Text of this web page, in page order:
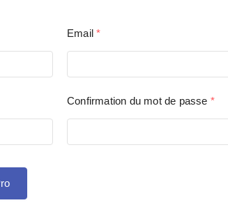
Email*
Confirmation du mot de passe *